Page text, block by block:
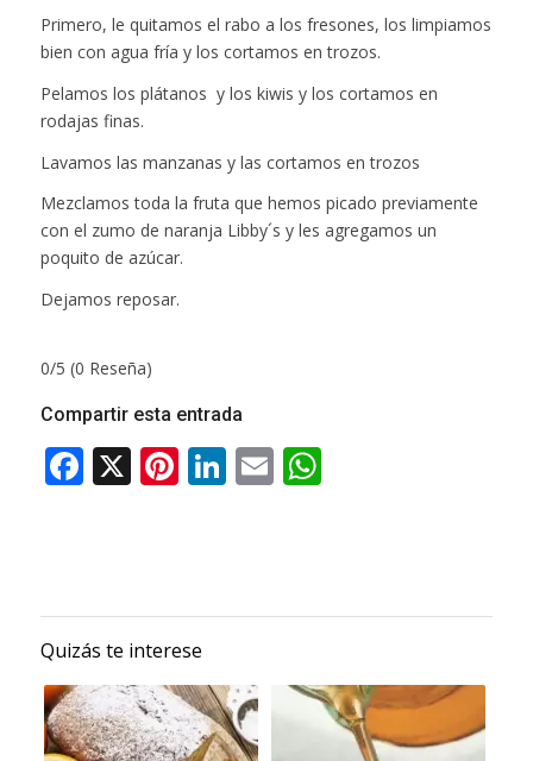
Primero, le quitamos el rabo a los fresones, los limpiamos
bien con agua fría y los cortamos en trozos.
Pelamos los plátanos y los kiwis y los cortamos en
rodajas finas.
Lavamos las manzanas y las cortamos en trozos
Mezclamos toda la fruta que hemos picado previamente
con el zumo de naranja Libby´s y les agregamos un
poquito de azúcar.
Dejamos reposar.
0/5 (0 Reseña)
Compartir esta entrada
Quizás te interese